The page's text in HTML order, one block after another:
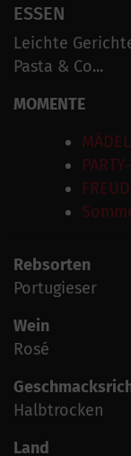
ESSEN
Leichte
Pasta & Co...
MOMENTE
Rebsorten
Portugieser
Wein
Rosé
Halbtrocken
Land